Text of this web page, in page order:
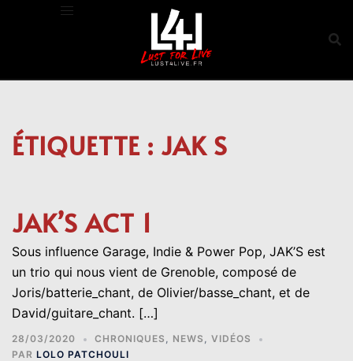
ÉTIQUETTE : JAK S
JAK’S ACT 1
Sous influence Garage, Indie & Power Pop, JAK’S est
un trio qui nous vient de Grenoble, composé de
Joris/batterie_chant, de Olivier/basse_chant, et de
David/guitare_chant. […]
28/03/2020 CHRONIQUES , NEWS , VIDÉOS
PAR LOLO PATCHOULI